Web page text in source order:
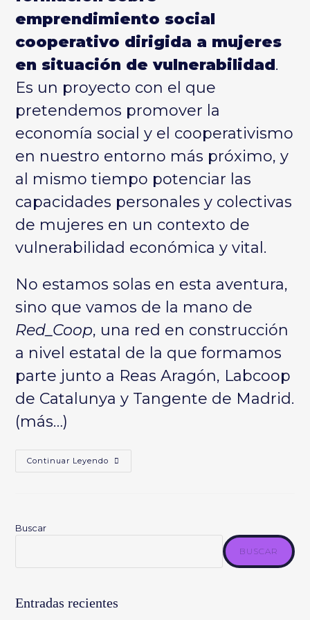
emprendimiento social
cooperativo dirigida a mujeres
en situación de vulnerabilidad.
Es un proyecto con el que
pretendemos promover la
economía social y el cooperativismo
en nuestro entorno más próximo, y
al mismo tiempo potenciar las
capacidades personales y colectivas
de mujeres en un contexto de
vulnerabilidad económica y vital.
No estamos solas en esta aventura,
sino que vamos de la mano de
Red_Coop, una red en construcción
a nivel estatal de la que formamos
parte junto a Reas Aragón, Labcoop
de Catalunya y Tangente de Madrid.
(más…)
Continuar Leyendo Comenzamos
Con
Buscar
BUSCAR
Entradas recientes